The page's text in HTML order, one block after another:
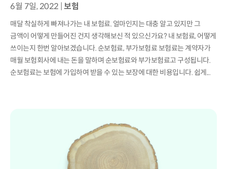
6월 7일, 2022 보험
매달 착실하게 빠져나가는 내 보험료. 얼마인지는 대충 알고 있지만 그
금액이 어떻게 만들어진 건지 생각해보신 적 있으신가요? 내 보험료, 어떻게
쓰이는지 한번 알아보겠습니다. 순보험료, 부가보험료 보험료는 계약자가
매월 보험회사에 내는 돈을 말하며 순보험료와 부가보험료고 구성됩니다.
순보험료는 보험에 가입하여 받을 수 있는 보장에 대한 비용입니다. 쉽게...